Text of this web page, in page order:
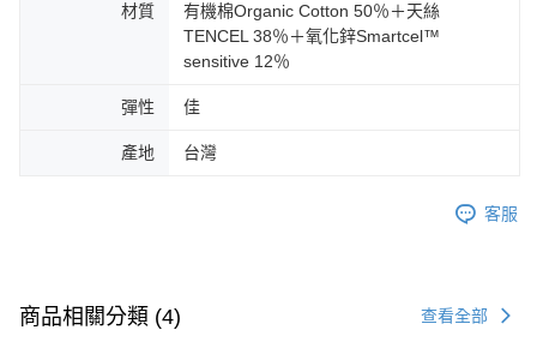
材質
有機棉Organic Cotton 50％＋天絲
TENCEL 38％＋氧化鋅Smartcel™
sensitive 12％
彈性 佳
產地 台灣
客服
商品相關分類 (4) 查看全部